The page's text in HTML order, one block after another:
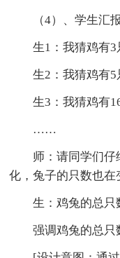
（4）、学生汇
生1：我猜鸡有3
生2：我猜鸡有5
生3：我猜鸡有
……
师：请同学们
化，兔子的只数也在
生：鸡兔的总只
强调鸡兔的总只